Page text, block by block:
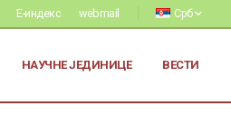
Е-индекс webmail Срб
НАУЧНЕ ЈЕДИНИЦЕ ВЕСТИ